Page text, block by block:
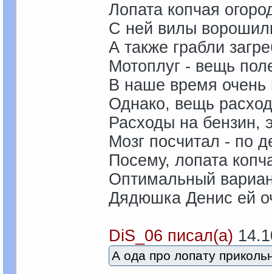
Лопата копчая
С ней вилы
А также грабли
Мотоплуг - вещь
В наше время очень
Однако, вещь
Расходы на бензин,
Мозг посчитал - по
Посему, лопата
Оптимальный
Дядюшка Денис ей
DiS_06 писал(а)
А ода про лопату